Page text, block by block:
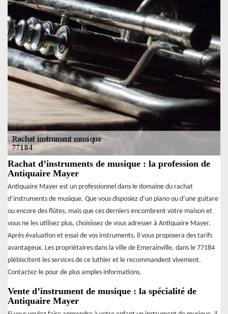
Rachat d’instruments de musique : la profession de
Antiquaire Mayer
Antiquaire Mayer est un professionnel dans le domaine du rachat
d’instruments de musique. Que vous disposiez d’un piano ou d’une guitare
ou encore des flûtes, mais que ces derniers encombrent votre maison et
vous ne les utilisez plus, choisissez de vous adresser à Antiquaire Mayer.
Après évaluation et essai de vos instruments, il vous proposera des tarifs
avantageux. Les propriétaires dans la ville de Emerainville, dans le 77184
plébiscitent les services de ce luthier et le recommandent vivement.
Contactez-le pour de plus amples informations.
Vente d’instrument de musique : la spécialité de
Antiquaire Mayer